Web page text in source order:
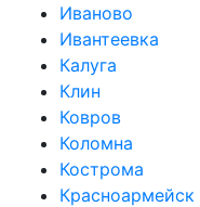
Иваново
Ивантеевка
Калуга
Клин
Ковров
Коломна
Кострома
Красноармейск